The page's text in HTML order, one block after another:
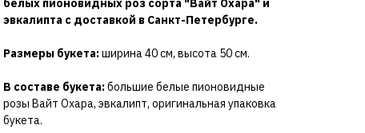
эвкалипта с доставкой в Санкт-Петербурге.
Размеры букета:ширина 40 см, высота 50 см.
В составе букета:большие белые пионовидные
розы Вайт Охара, эвкалипт, оригинальная упаковка
букета.